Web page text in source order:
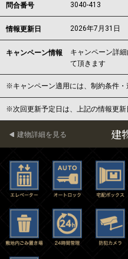
問合番号 3040-413
情報更新日 2026年7月31日
キャンペーン情報
キャンペーン詳
て頂きます
※キャンペーン適用には、制約条件・
※次回更新予定日は、上記の情報更
建
建物詳細を見る